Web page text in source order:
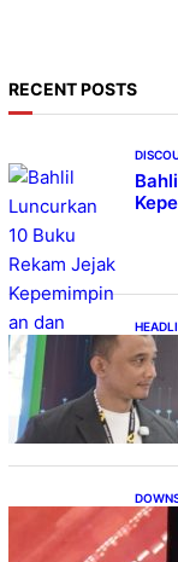
RECENT POSTS
Lokal